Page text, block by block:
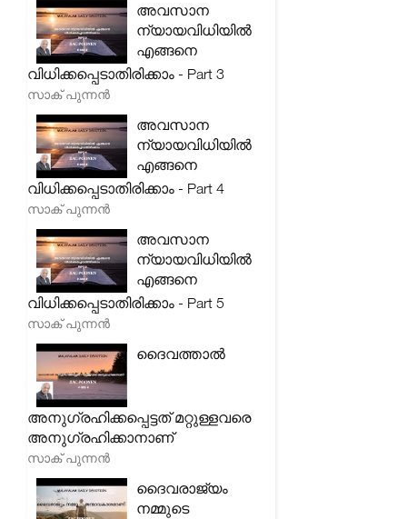
അവസാന
ന്യായവിധിയിൽ
എങ്ങനെ
വിധിക്കപ്പെടാതിരിക്കാം - Part 3
സാക് പുന്നൻ
അവസാന
ന്യായവിധിയിൽ
എങ്ങനെ
വിധിക്കപ്പെടാതിരിക്കാം - Part 4
സാക് പുന്നൻ
അവസാന
ന്യായവിധിയിൽ
എങ്ങനെ
വിധിക്കപ്പെടാതിരിക്കാം - Part 5
സാക് പുന്നൻ
ദൈവത്താൽ
അനുഗ്രഹിക്കപ്പെട്ടത് മറ്റുള്ളവരെ
അനുഗ്രഹിക്കാനാണ്
സാക് പുന്നൻ
ദൈവരാജ്യം
നമ്മുടെ